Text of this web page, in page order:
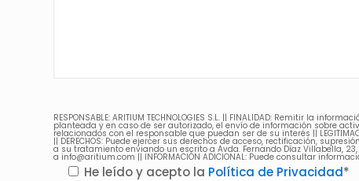
RESPONSABLE: ARITIUM TECHNOLOGIES S.L. || FINALIDAD: Remitir la
planteada y en caso de ser autorizado, el envío de información sobre
relacionados con el responsable que puedan ser de su interés ||
|| DERECHOS: Puede ejercer sus derechos de acceso, rectificación,
a su tratamiento enviando un escrito a Avda. Fernando Díaz Villabella,
a info@aritium.com || INFORMACIÓN ADICIONAL: Puede consultar
He leído y acepto la Política de Privacidad*